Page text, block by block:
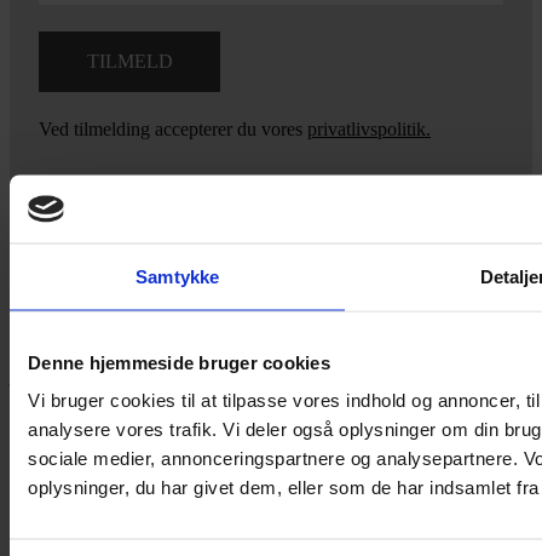
Samtykke
Denne hjemmeside bruger cookies
Vi bruger cookies til at tilpasse vores indhold og annoncer,
analysere vores trafik. Vi deler også oplysninger om din
sociale medier, annonceringspartnere og analysepartnere.
oplysninger, du har givet dem, eller som de har indsamlet
Ved tilmelding accepterer du vores privatlivspolitik.
mig,
eller kom forbi butikken på Vestergade 12 i Tønder. Så hjælper
jeg dig på vej.
Vestergade 12 6270, Tønder
60 51 96 50
post@yarneverywear.dk
CVR 43041649